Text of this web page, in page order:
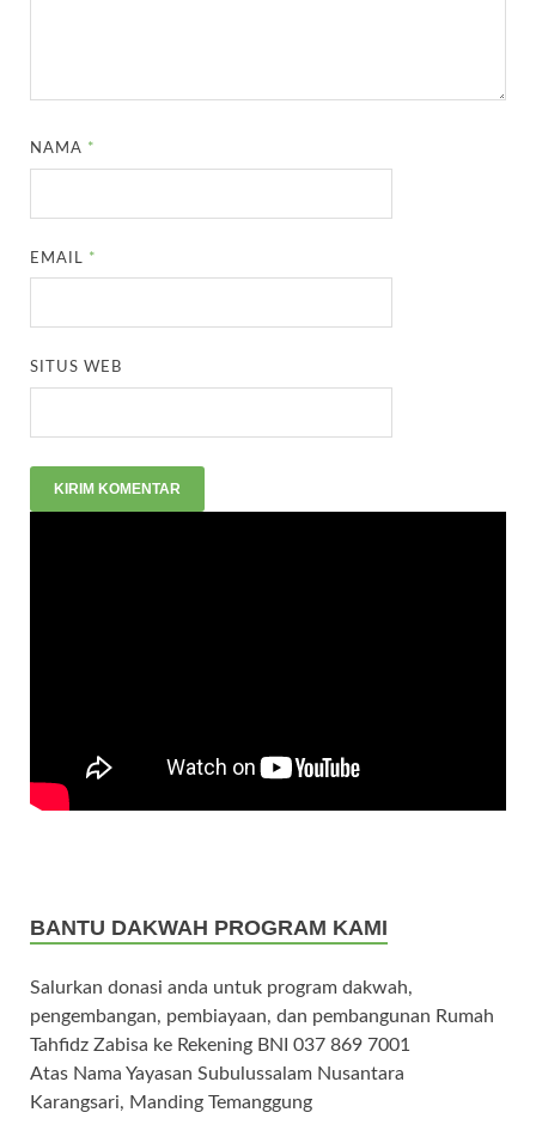
NAMA *
EMAIL *
SITUS WEB
BANTU DAKWAH PROGRAM KAMI
Salurkan donasi anda untuk program dakwah,
pengembangan, pembiayaan, dan pembangunan Rumah
Tahfidz Zabisa ke Rekening BNI 037 869 7001
Atas Nama Yayasan Subulussalam Nusantara
Karangsari, Manding Temanggung